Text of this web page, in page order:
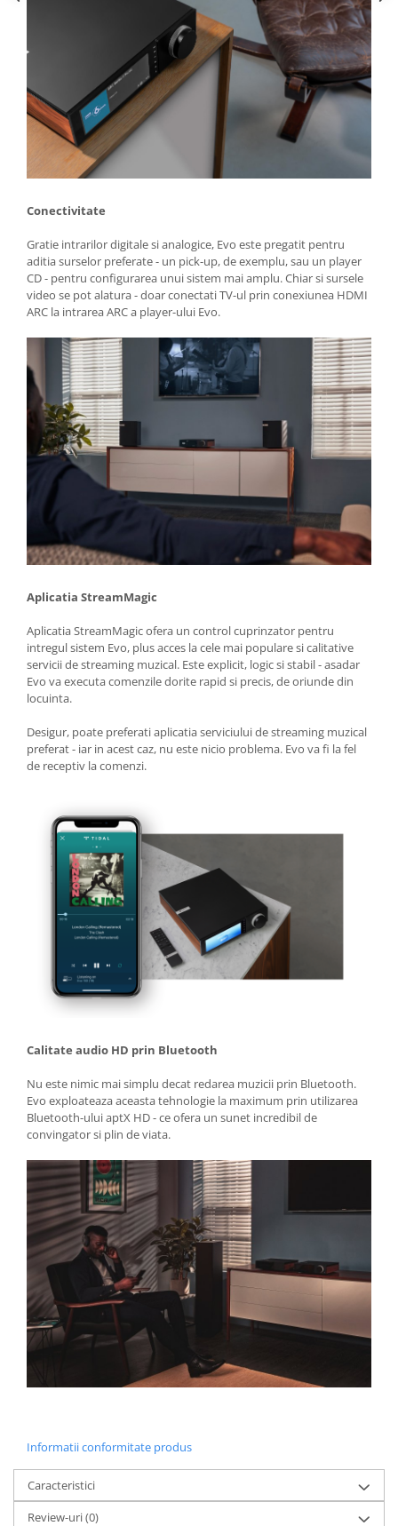
Conectivitate
Gratie intrarilor digitale si analogice, Evo este pregatit pentru
aditia surselor preferate - un pick-up, de exemplu, sau un player
CD - pentru configurarea unui sistem mai amplu. Chiar si sursele
video se pot alatura - doar conectati TV-ul prin conexiunea HDMI
ARC la intrarea ARC a player-ului Evo.
Aplicatia StreamMagic
Aplicatia StreamMagic ofera un control cuprinzator pentru
intregul sistem Evo, plus acces la cele mai populare si calitative
servicii de streaming muzical. Este explicit, logic si stabil - asadar
Evo va executa comenzile dorite rapid si precis, de oriunde din
locuinta.
Desigur, poate preferati aplicatia serviciului de streaming muzical
preferat - iar in acest caz, nu este nicio problema. Evo va fi la fel
de receptiv la comenzi.
Calitate audio HD prin Bluetooth
Nu este nimic mai simplu decat redarea muzicii prin Bluetooth.
Evo exploateaza aceasta tehnologie la maximum prin utilizarea
Bluetooth-ului aptX HD - ce ofera un sunet incredibil de
convingator si plin de viata.
Informatii conformitate produs
Caracteristici
Review-uri(0)